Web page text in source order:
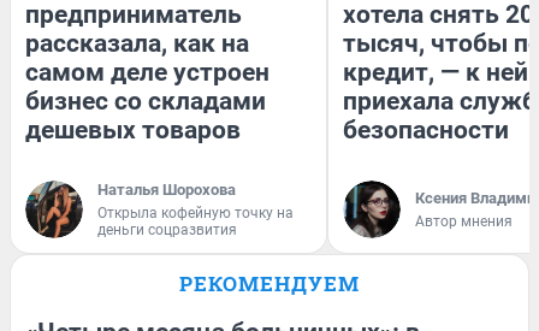
предприниматель
рассказала, как на
самом деле устроен
бизнес со складами
дешевых товаров
Наталья Шорохова
Открыла кофейную точку на
деньги соцразвития
хотела снять
тысяч, чтобы
кредит, — к
приехала
безопасности
Ксения
Автор мнения
РЕКОМЕНДУЕМ